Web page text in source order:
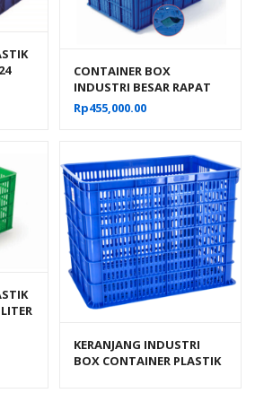
CONTAINER BOX
INDUSTRI BESAR RAPAT
RODA HANATA 3101 VOL
200 LITER UKURAN 80 x 60
Rp455,000.00
68
KERANJANG INDUSTRI
BOX CONTAINER PLASTIK